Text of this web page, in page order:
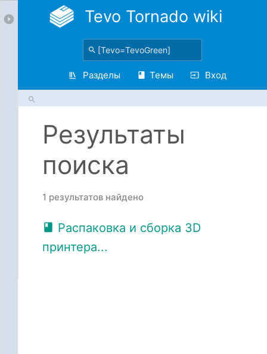
Tevo Tornado wiki
Разделы Темы Вход
Результаты
поиска
1 результатов найдено
Распаковка и сборка 3D
принтера...